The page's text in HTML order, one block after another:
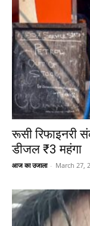
रूसी
डीजल ₹3 महंगा
आज का उजाला - March 27,